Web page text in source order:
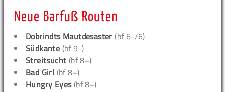
Neue Barfuß Routen
Dobrindts Mautdesaster (bf 6-/6)
Südkante (bf 9-)
Streitsucht (bf 8+)
Bad Girl (bf 8+)
Hungry Eyes(bf 8+)